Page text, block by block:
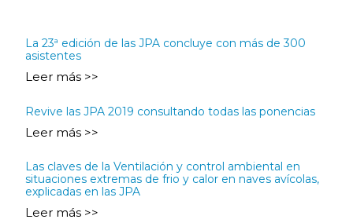
La 23ª edición de las JPA concluye con más de 300
asistentes
Leer más >>
Revive las JPA 2019 consultando todas las ponencias
Leer más >>
Las claves de la Ventilación y control ambiental en
situaciones extremas de frio y calor en naves avícolas,
explicadas en las JPA
Leer más >>